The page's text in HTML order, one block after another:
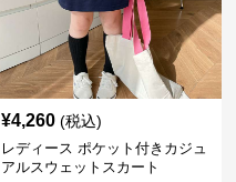
¥4,260 (税込)
レディース ポケット付きカジュ
アルスウェットスカート